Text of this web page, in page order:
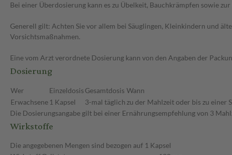
Bei einer Überdosierung kann es zu Übelkeit, Bauchkrämpfen sowie
Generell gilt: Achten Sie vor allem bei Säuglingen, Kleinkindern und
Vorsichtsmaßnahmen.
Eine vom Arzt verordnete Dosierung kann von den Angaben der
Dosierung
Wer Einzeldosis Gesamtdosis Wann
Erwachsene 1 Kapsel 3-mal täglich zu der Mahlzeit oder bis zu einer
Die Dosierungsangabe gilt bei einer Ernährungsempfehlung von 3
Wirkstoffe
Die angegebenen Mengen sind bezogen auf 1 Kapsel